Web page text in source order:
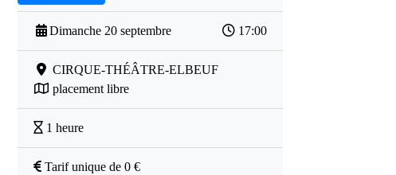
Dimanche 20 septembre 17:00
CIRQUE-THÉÂTRE-ELBEUF
placement libre
1 heure
Tarif unique de 0 €